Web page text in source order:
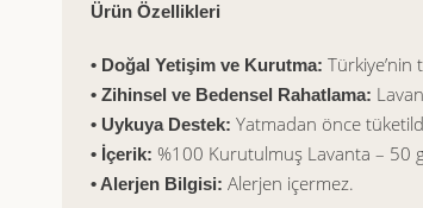
Ürün Özellikleri
• Doğal Yetişim ve Kurutma:
• Zihinsel ve Bedensel Rahatlama:
• Uykuya Destek: Yatmadan önce
• İçerik: %100 Kurutulmuş Lavanta – 50
• Alerjen Bilgisi: Alerjen içermez.